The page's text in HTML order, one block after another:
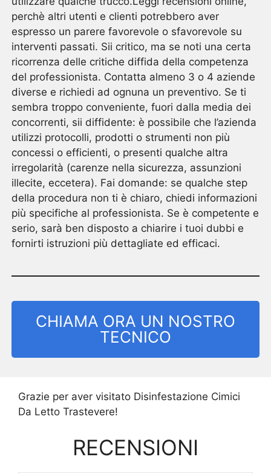
perchè altri utenti e clienti potrebbero aver
espresso un parere favorevole o sfavorevole su
interventi passati. Sii critico, ma se noti una certa
ricorrenza delle critiche diffida della competenza
del professionista. Contatta almeno 3 o 4 aziende
diverse e richiedi ad ognuna un preventivo. Se ti
sembra troppo conveniente, fuori dalla media dei
concorrenti, sii diffidente: è possibile che l’azienda
utilizzi protocolli, prodotti o strumenti non più
concessi o efficienti, o presenti qualche altra
irregolarità (carenze nella sicurezza, assunzioni
illecite, eccetera). Fai domande: se qualche step
della procedura non ti è chiaro, chiedi informazioni
più specifiche al professionista. Se è competente e
serio, sarà ben disposto a chiarire i tuoi dubbi e
fornirti istruzioni più dettagliate ed efficaci.
CHIAMA ORA UN NOSTRO
TECNICO
Grazie per aver visitato Disinfestazione Cimici
Da Letto Trastevere!
RECENSIONI